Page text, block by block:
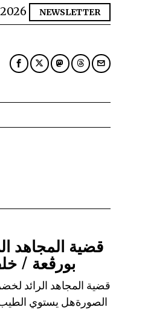
NEWSLETTER
قضية المجاهد
بورڨعة /
قضية المجاهد الرائد
الصورةهل يستوي